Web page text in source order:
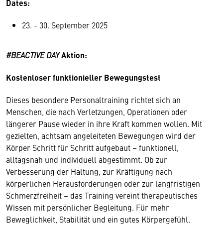
Dates:
23. - 30. September 2025
#BEACTIVE DAYAktion:
Kostenloser funktionieller Bewegungstest
Dieses besondere Personaltraining richtet sich an
Menschen, die nach Verletzungen, Operationen oder
längerer Pause wieder in ihre Kraft kommen wollen. Mit
gezielten, achtsam angeleiteten Bewegungen wird der
Körper Schritt für Schritt aufgebaut – funktionell,
alltagsnah und individuell abgestimmt. Ob zur
Verbesserung der Haltung, zur Kräftigung nach
körperlichen Herausforderungen oder zur langfristigen
Schmerzfreiheit – das Training vereint therapeutisches
Wissen mit persönlicher Begleitung. Für mehr
Beweglichkeit, Stabilität und ein gutes Körpergefühl.